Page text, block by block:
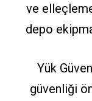
ve
depo
Yük
güvenliği